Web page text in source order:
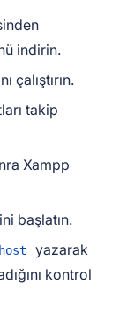
indirin.
çalıştırın.
takip
Xampp
başlatın.
yazarak
kontrol